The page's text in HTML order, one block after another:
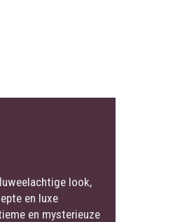
look,
en luxe
en mysterieuze